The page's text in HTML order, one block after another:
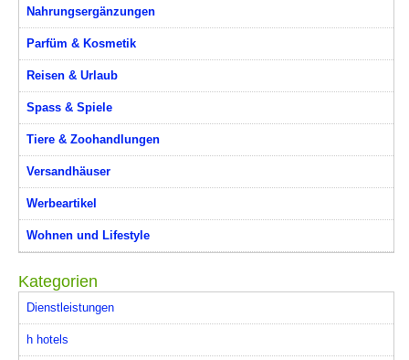
Nahrungsergänzungen
Parfüm & Kosmetik
Reisen & Urlaub
Spass & Spiele
Tiere & Zoohandlungen
Versandhäuser
Werbeartikel
Wohnen und Lifestyle
Kategorien
Dienstleistungen
h hotels